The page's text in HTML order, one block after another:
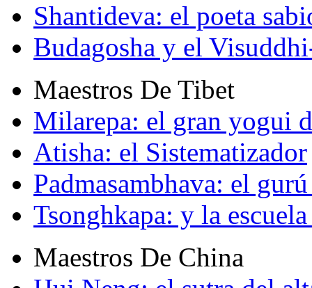
Shantideva: el poeta
Budagosha y el
Maestros De Tibet
Milarepa: el gran yogui
Atisha: el Sistematizador
Padmasambhava: el
Tsonghkapa: y la
Maestros De China